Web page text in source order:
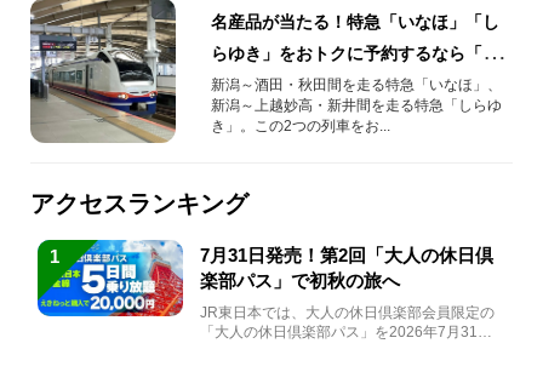
名産品が当たる！特急「いなほ」「し
らゆき」をおトクに予約するなら「え
きねっと」！
新潟～酒田・秋田間を走る特急「いなほ」、
新潟～上越妙高・新井間を走る特急「しらゆ
き」。この2つの列車をお...
アクセスランキング
1
7月31日発売！第2回「大人の休日倶
楽部パス」で初秋の旅へ
JR東日本では、大人の休日倶楽部会員限定の
「大人の休日倶楽部パス」を2026年7月31日